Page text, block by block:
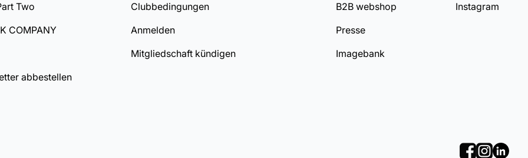
Two
COMPANY
abbestellen
Clubbedingungen
Anmelden
Mitgliedschaft kündigen
B2B webshop
Presse
Imagebank
Instagram